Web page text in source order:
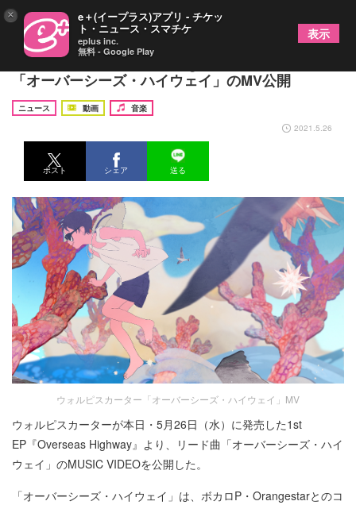
ウォルピスカーター、Orangestarとのコラボ曲
「オーバーシーズ・ハイウェイ」のMV公開
ニュース 動画
音楽
2021.5.26
ポスト シェア 送る
ウォルピスカーター「オーバーシーズ・ハイウェイ」MV
ウォルピスカーターが本日・5月26日（水）に発売した1st
EP『Overseas Highway』より、リード曲「オーバーシーズ・ハイ
ウェイ」のMUSIC VIDEOを公開した。
「オーバーシーズ・ハイウェイ」は、ボカロP・Orangestarとのコ
× e＋(イープラス)アプリ - チケッ
ト・ニュース・スマチケ
eplus inc.
無料 - Google Play
表示